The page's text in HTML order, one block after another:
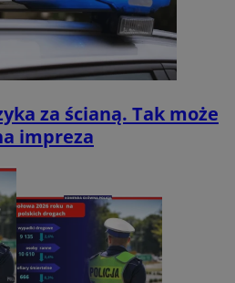
za ścianą. Tak może
impreza